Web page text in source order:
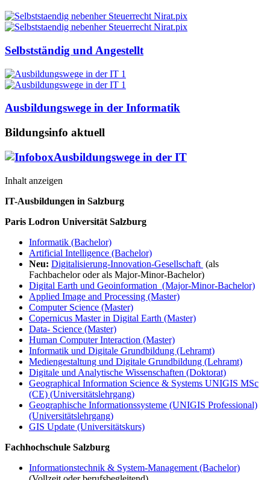
Selbstständig und Angestellt
Ausbildungswege in der Informatik
Bildungsinfo aktuell
Ausbildungswege in der IT
Inhalt anzeigen
IT-Ausbildungen in Salzburg
Paris Lodron Universität Salzburg
Informatik (Bachelor)
Artificial Intelligence (Bachelor)
Neu: Digitalisierung-Innovation-Gesellschaft (als
Fachbachelor oder als Major-Minor-Bachelor)
Digital Earth und Geoinformation (Major-Minor-Bachelor)
Applied Image and Processing (Master)
Computer Science (Master)
Copernicus Master in Digital Earth (Master)
Data- Science (Master)
Human Computer Interaction (Master)
Informatik und Digitale Grundbildung (Lehramt)
Mediengestaltung und Digitale Grundbildung (Lehramt)
Digitale und Analytische Wissenschaften (Doktorat)
Geographical Information Science & Systems UNIGIS MSc
(CE) (Universitätslehrgang)
Geographische Informationssysteme (UNIGIS Professional)
(Universitätslehrgang)
GIS Update (Universitätskurs)
Fachhochschule Salzburg
Informationstechnik & System-Management (Bachelor)